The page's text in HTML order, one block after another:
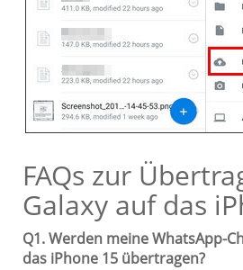
FAQs zur
Galaxy auf das
Q1. Werden meine WhatsApp-
das iPhone 15 übertragen?